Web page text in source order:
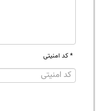
* کد امنیتی